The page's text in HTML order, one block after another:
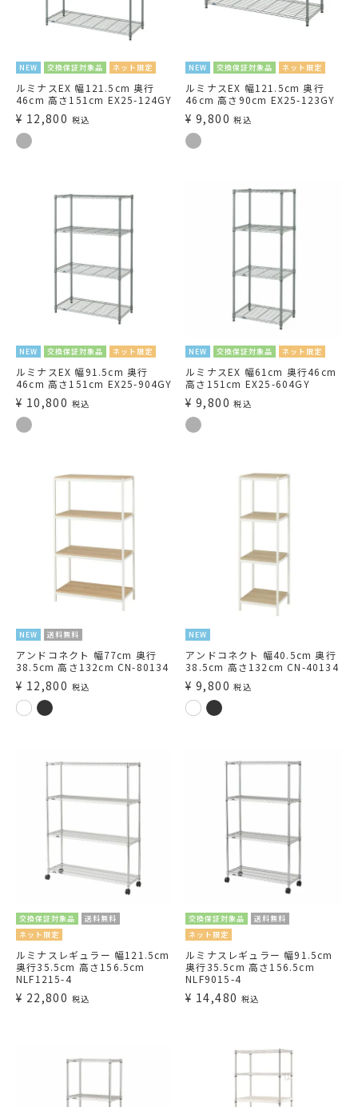
NEW 交換保証対象品 ネット限定
ルミナスEX 幅121.5cm 奥行
46cm 高さ151cm EX25-124GY
¥ 12,800 税込
NEW 交換保証対象品 ネット限定
ルミナスEX 幅121.5cm 奥行
46cm 高さ90cm EX25-123GY
¥ 9,800 税込
NEW 交換保証対象品 ネット限定
ルミナスEX 幅91.5cm 奥行
46cm 高さ151cm EX25-904GY
¥ 10,800 税込
NEW 交換保証対象品 ネット限定
ルミナスEX 幅61cm 奥行46cm
高さ151cm EX25-604GY
¥ 9,800 税込
NEW 送料無料
アンドコネクト 幅77cm 奥行
38.5cm 高さ132cm CN-80134
¥ 12,800 税込
NEW
アンドコネクト 幅40.5cm 奥行
38.5cm 高さ132cm CN-40134
¥ 9,800 税込
交換保証対象品
送料無料
ネット限定
ルミナスレギュラー 幅121.5cm
奥行35.5cm 高さ156.5cm
NLF1215-4
¥ 22,800 税込
交換保証対象品
送料無料
ネット限定
ルミナスレギュラー 幅91.5cm
奥行35.5cm 高さ156.5cm
NLF9015-4
¥ 14,480 税込